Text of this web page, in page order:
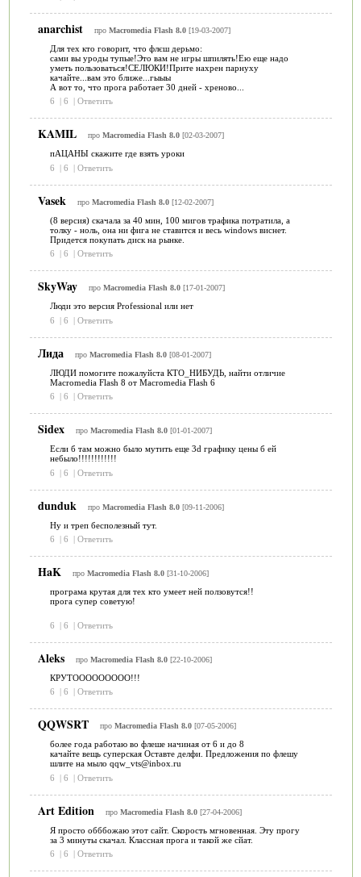
anarchist про Macromedia Flash 8.0[19-03-2007]
Для тех кто говорит, что флєш дерьмо:
сами вы уроды тупые!Это вам не игры шпилять!Ею еще надо
уметь пользоваться!СЕЛЮКИ!Прите нахрен парнуху
качайте...вам это ближе...гыыы
А вот то, что прога работает 30 дней - хреново...
6
| 6 | Ответить
KAMIL про Macromedia Flash 8.0[02-03-2007]
пАЦАНЫ скажите где взять уроки
6
| 6 | Ответить
Vasek про Macromedia Flash 8.0[12-02-2007]
(8 версия) скачала за 40 мин, 100 мигов трафика потратила, а
толку - ноль, она ни фига не ставится и весь windows виснет.
Придется покупать диск на рынке.
6
| 6 | Ответить
SkyWay про Macromedia Flash 8.0[17-01-2007]
Люди это версия Professional или нет
6
| 6 | Ответить
Лида про Macromedia Flash 8.0[08-01-2007]
ЛЮДИ помогите пожалуйста КТО_НИБУДЬ, найти отличие
Macromedia Flash 8 от Macromedia Flash 6
6
| 6 | Ответить
Sidex про Macromedia Flash 8.0[01-01-2007]
Если б там можно было мутить еще 3d графику цены б ей
небыло!!!!!!!!!!!!
6
| 6 | Ответить
dunduk про Macromedia Flash 8.0[09-11-2006]
Ну и треп бесполезный тут.
6
| 6 | Ответить
HaK про Macromedia Flash 8.0[31-10-2006]
програма крутая для тех кто умеет ней ползовутся!!
прога супер советую!
6 | 6 | Ответить
Aleks про Macromedia Flash 8.0[22-10-2006]
КРУТООООООООО!!!
6
| 6 | Ответить
QQWSRT про Macromedia Flash 8.0[07-05-2006]
более года работаю во флеше начиная от 6 и до 8
качайте вещь суперская Оставте делфи. Предложения по флешу
шлите на мыло qqw_vts@inbox.ru
6
| 6 | Ответить
Art Edition про Macromedia Flash 8.0[27-04-2006]
Я просто обббожаю этот сайт. Скорость мгновенная. Эту прогу
за 3 минуты скачал. Классная прога и такой же сйат.
6
| 6 | Ответить